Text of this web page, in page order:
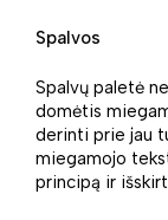
Spalvos
Spalvų paletė
domėtis
derinti prie jau
miegamojo
principą ir